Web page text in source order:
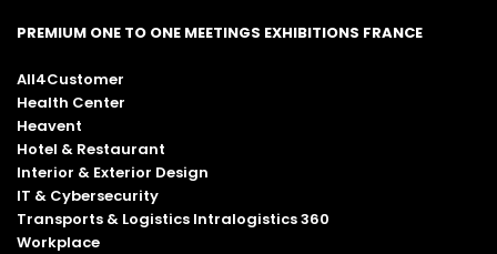
PREMIUM ONE TO ONE MEETINGS EXHIBITIONS FRANCE
All4Customer
Health Center
Heavent
Hotel & Restaurant
Interior & Exterior Design
IT & Cybersecurity
Transports & Logistics Intralogistics 360
Workplace